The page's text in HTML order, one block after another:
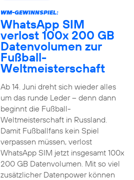
WM-GEWINNSPIEL:
WhatsApp SIM
verlost 100x 200 GB
Datenvolumen zur
Fußball-
Weltmeisterschaft
Ab 14. Juni dreht sich wieder alles
um das runde Leder – denn dann
beginnt die Fußball-
Weltmeisterschaft in Russland.
Damit Fußballfans kein Spiel
verpassen müssen, verlost
WhatsApp SIM jetzt insgesamt 100x
200 GB Datenvolumen. Mit so viel
zusätzlicher Datenpower können